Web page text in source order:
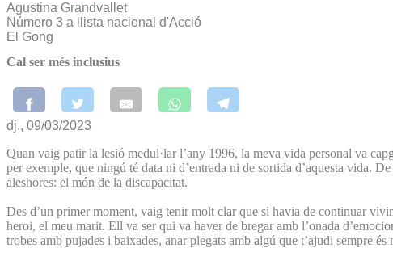
Agustina Grandvallet
Número 3 a llista nacional d'Acció
El Gong
Cal ser més inclusius
dj., 09/03/2023
Quan vaig patir la lesió medul·lar l’any 1996, la meva vida personal va
per exemple, que ningú té data ni d’entrada ni de sortida d’aquesta vida.
aleshores: el món de la discapacitat.
Des d’un primer moment, vaig tenir molt clar que si havia de continuar
heroi, el meu marit. Ell va ser qui va haver de bregar amb l’onada
trobes amb pujades i baixades, anar plegats amb algú que t’ajudi sempre és